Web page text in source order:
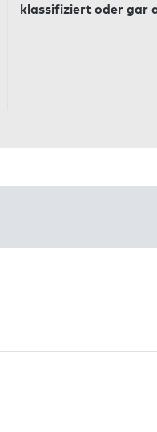
klassifiziert oder gar